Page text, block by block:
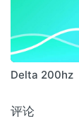
Delta 200hz
评论